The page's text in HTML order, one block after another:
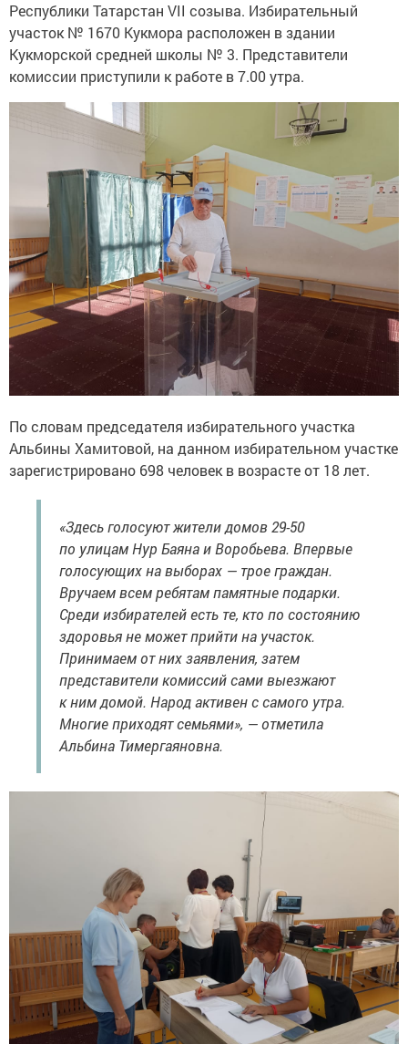
Республики Татарстан VII созыва. Избирательный
участок № 1670 Кукмора расположен в здании
Кукморской средней школы № 3. Представители
комиссии приступили к работе в 7.00 утра.
По словам председателя избирательного участка
Альбины Хамитовой, на данном избирательном участке
зарегистрировано 698 человек в возрасте от 18 лет.
«Здесь голосуют жители домов 29-50
по улицам Нур Баяна и Воробьева. Впервые
голосующих на выборах — трое граждан.
Вручаем всем ребятам памятные подарки.
Среди избирателей есть те, кто по состоянию
здоровья не может прийти на участок.
Принимаем от них заявления, затем
представители комиссий сами выезжают
к ним домой. Народ активен с самого утра.
Многие приходят семьями», — отметила
Альбина Тимергаяновна.